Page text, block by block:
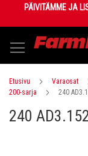
Content
PÄIVITÄMME JA
Etusivu Varaosat
200-sarja
240
240 AD3.152